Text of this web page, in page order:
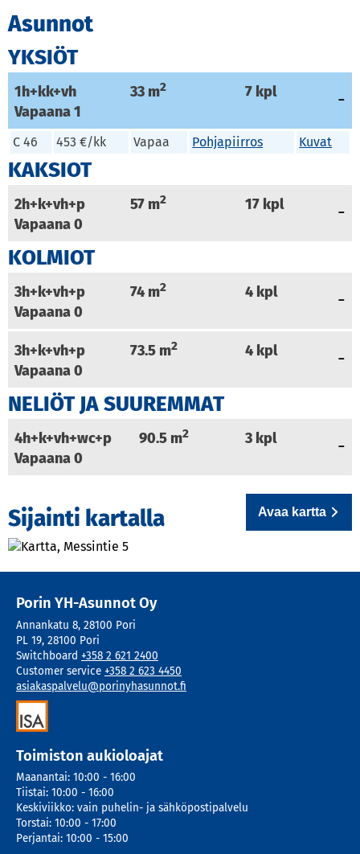
Asunnot
YKSIÖT
1h+kk+vh 33m2 7 kpl
Vapaana1
C 46 453 €/kk Vapaa Pohjapiirros Kuvat
KAKSIOT
2h+k+vh+p 57m2 17 kpl
Vapaana0
KOLMIOT
3h+k+vh+p 74m2 4 kpl
Vapaana0
3h+k+vh+p 73.5m2 4 kpl
Vapaana0
NELIÖT JA SUUREMMAT
4h+k+vh+wc+p 90.5 m2 3 kpl
Vapaana0
Sijainti kartalla Avaa kartta
Porin YH-Asunnot Oy
Annankatu 8, 28100 Pori
PL 19, 28100 Pori
Switchboard +358 2 621 2400
Customer service +358 2 623 4450
asiakaspalvelu@porinyhasunnot.fi
Toimiston aukioloajat
Maanantai: 10:00 - 16:00
Tiistai: 10:00 - 16:00
Keskiviikko: vain puhelin- ja sähköpostipalvelu
Torstai: 10:00 - 17:00
Perjantai: 10:00 - 15:00